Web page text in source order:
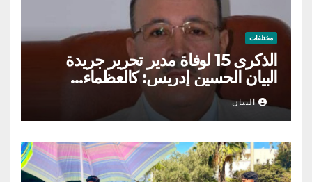
مختلفات
الذكرى 15 لوفاة مدير تحرير جريدة
البيان الحسين إدريس: كالعظماء…
عاش شامخا ورحل واقفا
البيان